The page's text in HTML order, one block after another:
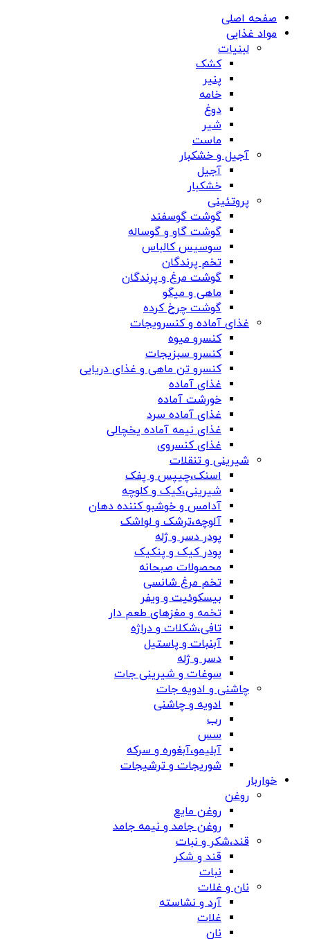
صفحه اصلی
مواد غذایی
لبنیات
کشک
پنیر
خامه
دوغ
شیر
ماست
آجیل و خشکبار
آجیل
خشکبار
پروتئینی
گوشت گوسفند
گوشت گاو و گوساله
سوسیس کالباس
تخم پرندگان
گوشت مرغ و پرندگان
ماهی و میگو
گوشت چرخ کرده
غذای آماده و کنسرویجات
کنسرو میوه
کنسرو سبزیجات
کنسرو تن ماهی و غذای دریایی
غذای آماده
خورشت آماده
غذای آماده سرد
غذای نیمه آماده یخچالی
غذای کنسروی
شیرینی و تنقلات
اسنک،چیپس و پفک
شیرینی،کیک و کلوچه
آدامس و خوشبو کننده دهان
آلوچه،ترشک و لواشک
پودر دسر و ژله
پودر کیک و پنکیک
محصولات صبحانه
تخم مرغ شانسی
بیسکوئیت و ویفر
تخمه و مغزهای طعم دار
تافی،شکلات و دراژه
آبنبات و پاستیل
دسر و ژله
سوغات و شیرینی جات
چاشنی و ادویه جات
ادویه و چاشنی
رب
سس
آبلیمو،آبغوره و سرکه
شوریجات و ترشیجات
خواربار
روغن
روغن مایع
روغن جامد و نیمه جامد
قند،شکر و نبات
قند و شکر
نبات
نان و غلات
آرد و نشاسته
غلات
نان